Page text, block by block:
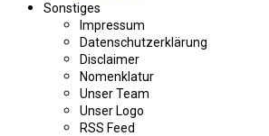
Sonstiges
Impressum
Datenschutzerklärung
Disclaimer
Nomenklatur
Unser Team
Unser Logo
RSS Feed